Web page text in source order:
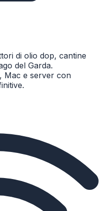
di olio dop, cantine
del Garda.
Mac e server con